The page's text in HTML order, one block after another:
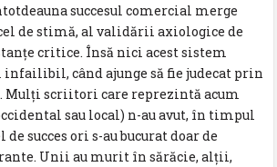
succesul comercial merge
de stimă, al validării axiologice de
critice. Însă nici acest sistem
când ajunge să fie judecat prin
scriitori care reprezintă acum
sau local) n-au avut, în timpul
succes ori s-au bucurat doar de
Unii au murit în sărăcie, alții,